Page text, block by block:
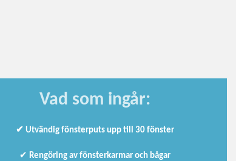
Vad som ingår:
✔ Utvändig fönsterputs upp till 30 fönster
✔ Rengöring av fönsterkarmar och bågar